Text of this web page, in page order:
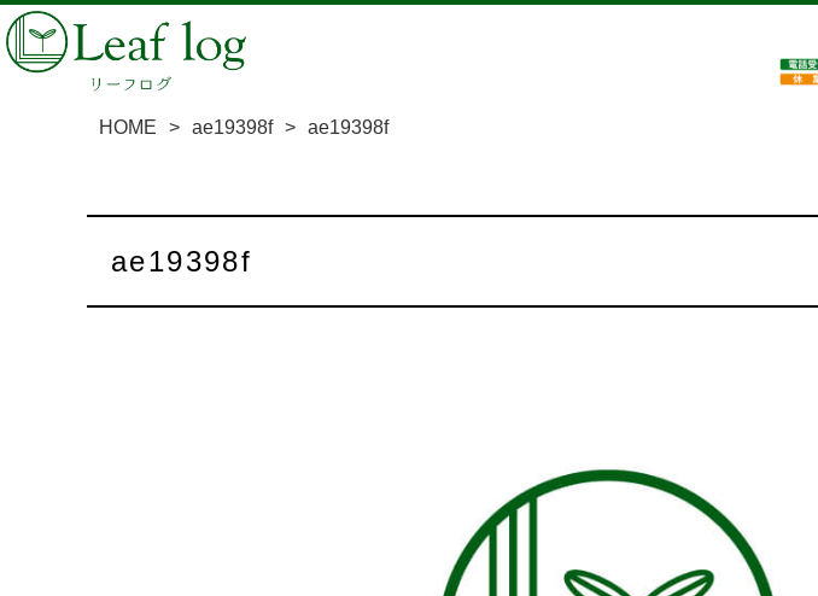
HOME > ae19398f > ae19398f
ae19398f